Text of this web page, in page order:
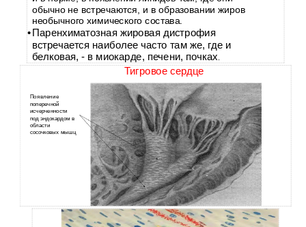
обычно не встречаются, и в образовании жиров
необычного химического состава.
• Паренхиматозная жировая дистрофия
встречается наиболее часто там же, где и
белковая, - в миокарде, печени, почках.
Тигровое сердце
Появление
поперечной
исчерченности
под эндокардом в
области
сосочковых мышц